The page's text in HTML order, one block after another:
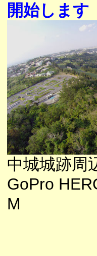
開始します
中城城跡周
GoPro
M